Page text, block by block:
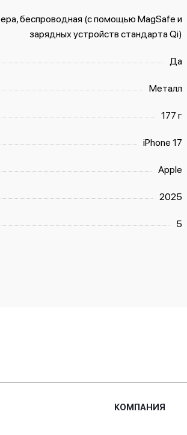
беспроводная (с помощью MagSafe и
зарядных устройств стандарта Qi)
Да
Металл
177 г
iPhone 17
Apple
2025
5
КОМПАНИЯ